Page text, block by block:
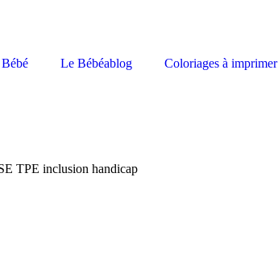
Le Bébéablog Coloriages à imprimer
TPE inclusion handicap